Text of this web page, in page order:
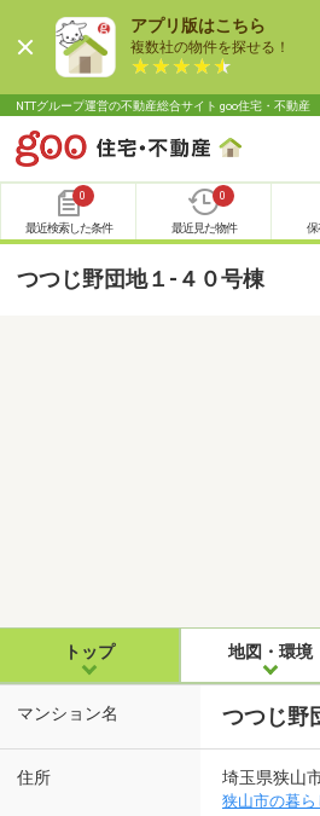
アプリ版はこちら
複数社の物件を探せる！
NTTグループ運営の不動産総合サイト goo住宅・不動産
0
最近検索した条件
0
最近見た物件 保
つつじ野団地１-４０号棟
トップ 地図・環境
マンション名 つつじ野
住所 埼玉県狭山
狭山市の暮